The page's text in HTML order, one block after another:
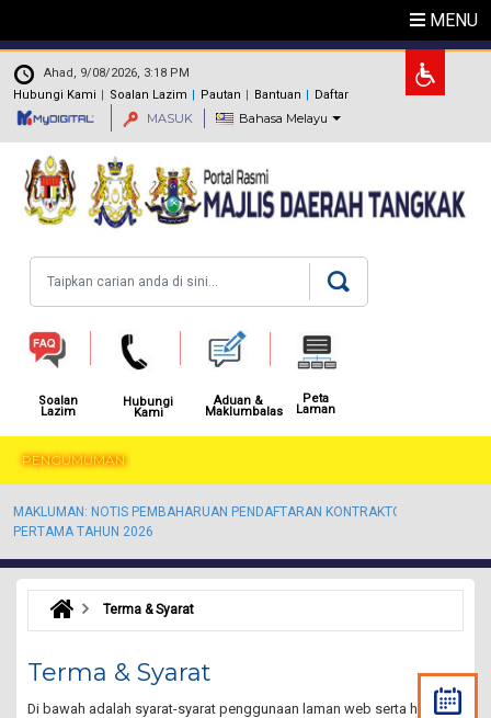
MENU
.
Ahad, 9/08/2026, 3:18 PM
Hubungi Kami
Soalan Lazim Pautan Bantuan Daftar
MASUK Bahasa Melayu
Soalan
Lazim
Hubungi
Kami
Aduan &
Maklumbalas
Peta
Laman
PENGUMUMAN
MAKLUMAN: NOTIS PEMBAHARUAN PENDAFTARAN KONTRAKTOR KALI
PERTAMA TAHUN 2026
Terma & Syarat
Terma & Syarat
Di bawah adalah syarat-syarat penggunaan laman web serta hak dan